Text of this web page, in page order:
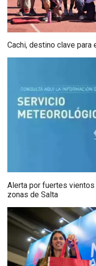
Cachi, destino clave
Alerta por fuertes
zonas de Salta